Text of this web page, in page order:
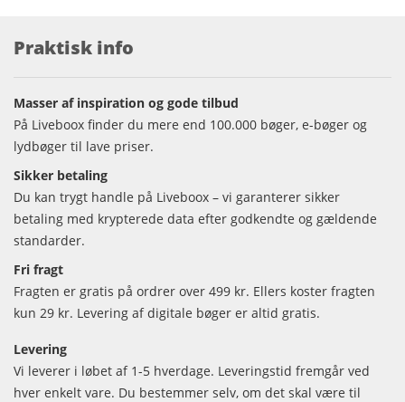
Praktisk info
Masser af inspiration og gode tilbud
På Liveboox finder du mere end 100.000 bøger, e-bøger og
lydbøger til lave priser.
Sikker betaling
Du kan trygt handle på Liveboox – vi garanterer sikker
betaling med krypterede data efter godkendte og gældende
standarder.
Fri fragt
Fragten er gratis på ordrer over 499 kr. Ellers koster fragten
kun 29 kr. Levering af digitale bøger er altid gratis.
Levering
Vi leverer i løbet af 1-5 hverdage. Leveringstid fremgår ved
hver enkelt vare. Du bestemmer selv, om det skal være til